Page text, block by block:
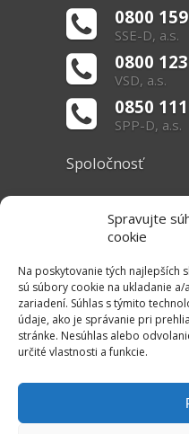
Spravujte
cookie
Na poskytovanie tých najlepších
sú súbory cookie na ukladanie
zariadení. Súhlas s týmito
údaje, ako je správanie pri
stránke. Nesúhlas alebo
určité vlastnosti a funkcie.
0800
SSE-D, a.s.
0800
VSD, a.s.
0850
SPP-D, a.s.
Spoločnosť
O nás
Základné
Užitočné linky
Právne informácie
RSS Kanál